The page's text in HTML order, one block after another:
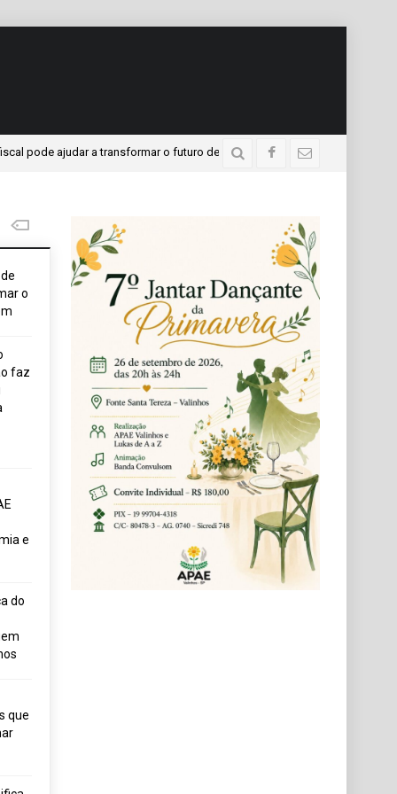
ajudar a transformar o futuro de um jovem 2 dias atrás
o
faz
e
do
que